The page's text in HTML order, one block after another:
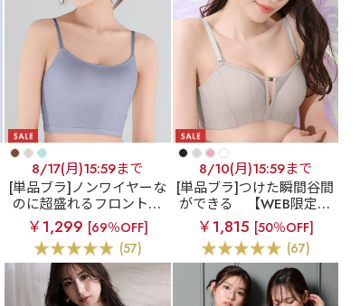
8/17(月)15:59まで
[単品ブラ]ノンワイヤーな
のに超盛れるフロントホ
ックブラ
フロントホッ
ク ブラトップ ノンワイヤ
ー 超盛ブラ(R) 単品ブラ
ジャー
￥1,299 [69％OFF]
(57)
8/10(月)15:59まで
[単品ブラ]つけた瞬間谷間
ができる
【WEB限定】
デコルテリフト 超盛ブラ
(R) 単品ブラジャー
￥1,815 [50％OFF]
(67)